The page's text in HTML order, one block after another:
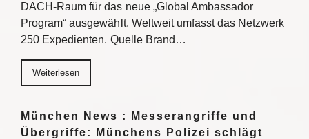
DACH-Raum für das neue „Global Ambassador
Program“ ausgewählt. Weltweit umfasst das Netzwerk
250 Expedienten. Quelle Brand…
Weiterlesen
München News : Messerangriffe und
Übergriffe: Münchens Polizei schlägt